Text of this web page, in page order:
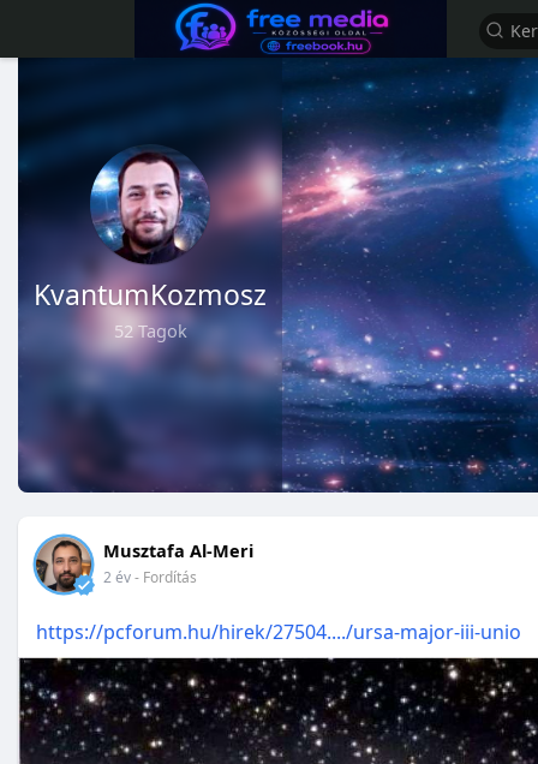
KvantumKozmosz
52 Tagok
Musztafa Al-Meri
2 év- Fordítás
https://pcforum.hu/hirek/27504..../ursa-major-iii-unio